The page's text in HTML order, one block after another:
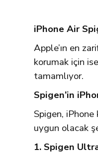
iPhone Air
Apple’ın en
korumak için
tamamlıyor.
Spigen’in
Spigen, iPhone
uygun olacak
1. Spigen